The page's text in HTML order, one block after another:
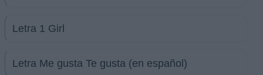
Letra 1 Girl
Letra Me gusta Te gusta (en español)